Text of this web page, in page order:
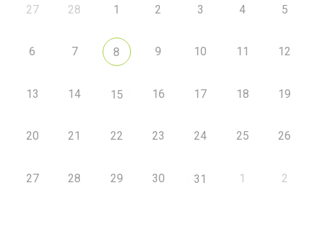
27 28 1 2 3 4 5
6 7 8 9 10 11 12
13 14 15 16 17 18 19
20 21 22 23 24 25 26
27 28 29 30 31 1 2